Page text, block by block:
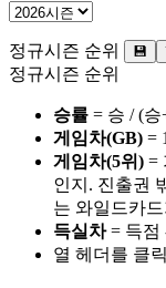
정규시즌 순위 💾
정규시즌 순위
승률 = 승 / (승
게임차(GB) =
게임차(5위) =
인지. 진출권
는 와일드카
득실차= 득점
열 헤더를 클